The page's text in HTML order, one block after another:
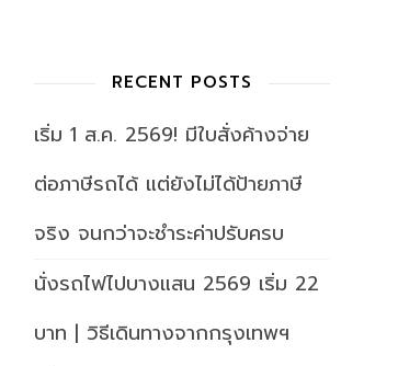
RECENT POSTS
เริ่ม 1 ส.ค. 2569! มีใบสั่งค้างจ่าย
ต่อภาษีรถได้ แต่ยังไม่ได้ป้ายภาษี
จริง จนกว่าจะชำระค่าปรับครบ
นั่งรถไฟไปบางแสน 2569 เริ่ม 22
บาท | วิธีเดินทางจากกรุงเทพฯ